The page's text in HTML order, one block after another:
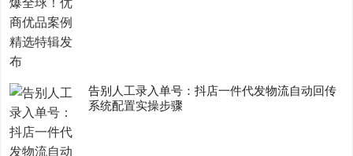
告别人工录入单号：抖店一件代发物流自动回传
系统配置实操步骤